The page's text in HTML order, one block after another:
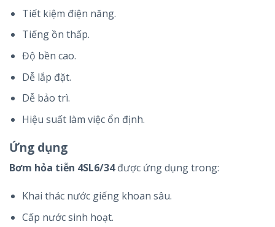
Tiết kiệm điện năng.
Tiếng ồn thấp.
Độ bền cao.
Dễ lắp đặt.
Dễ bảo trì.
Hiệu suất làm việc ổn định.
Ứng dụng
Bơm hỏa tiễn 4SL6/34được ứng dụng trong:
Khai thác nước giếng khoan sâu.
Cấp nước sinh hoạt.